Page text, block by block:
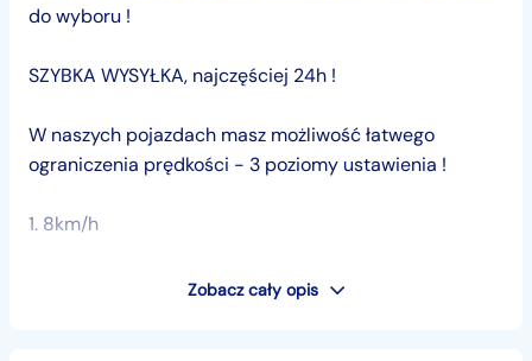
do wyboru !
SZYBKA WYSYŁKA, najczęściej 24h !
W naszych pojazdach masz możliwość łatwego
ograniczenia prędkości - 3 poziomy ustawienia !
1. 8km/h
Zobacz cały opis